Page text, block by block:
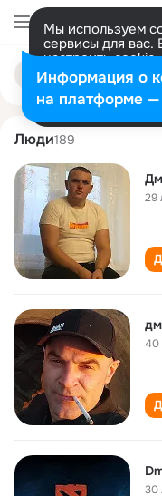
Мы используем
сервисы для вас.
настроить
представитель.
Разрешить все
Поиск
людям
dmitriy
Люди189
29
40
30
Информация о
на платформе —